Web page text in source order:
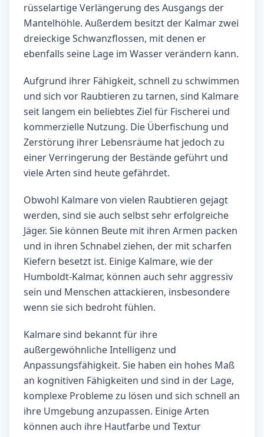
rüsselartige Verlängerung des Ausgangs der
Mantelhöhle. Außerdem besitzt der Kalmar zwei
dreieckige Schwanzflossen, mit denen er
ebenfalls seine Lage im Wasser verändern kann.
Aufgrund ihrer Fähigkeit, schnell zu schwimmen
und sich vor Raubtieren zu tarnen, sind Kalmare
seit langem ein beliebtes Ziel für Fischerei und
kommerzielle Nutzung. Die Überfischung und
Zerstörung ihrer Lebensräume hat jedoch zu
einer Verringerung der Bestände geführt und
viele Arten sind heute gefährdet.
Obwohl Kalmare von vielen Raubtieren gejagt
werden, sind sie auch selbst sehr erfolgreiche
Jäger. Sie können Beute mit ihren Armen packen
und in ihren Schnabel ziehen, der mit scharfen
Kiefern besetzt ist. Einige Kalmare, wie der
Humboldt-Kalmar, können auch sehr aggressiv
sein und Menschen attackieren, insbesondere
wenn sie sich bedroht fühlen.
Kalmare sind bekannt für ihre
außergewöhnliche Intelligenz und
Anpassungsfähigkeit. Sie haben ein hohes Maß
an kognitiven Fähigkeiten und sind in der Lage,
komplexe Probleme zu lösen und sich schnell an
ihre Umgebung anzupassen. Einige Arten
können auch ihre Hautfarbe und Textur